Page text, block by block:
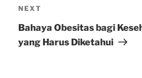
Next
Post
NEXT
Bahaya Obesitas bagi
yang Harus Diketahui